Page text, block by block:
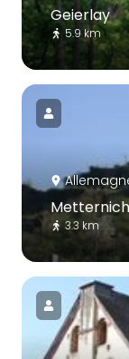
Geierlay
5.9 km
3.3 km